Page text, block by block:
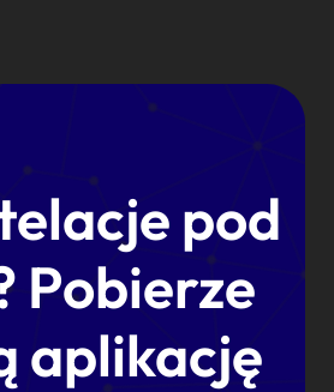
pod
Pobierze
aplikację